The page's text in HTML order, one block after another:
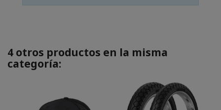
4 otros productos en la misma
categoría: